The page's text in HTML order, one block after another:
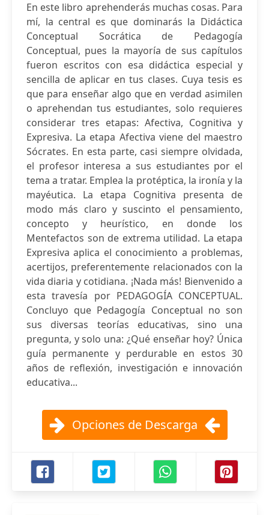
En este libro aprehenderás muchas cosas. Para
mí, la central es que dominarás la Didáctica
Conceptual Socrática de Pedagogía
Conceptual, pues la mayoría de sus capítulos
fueron escritos con esa didáctica especial y
sencilla de aplicar en tus clases. Cuya tesis es
que para enseñar algo que en verdad asimilen
o aprehendan tus estudiantes, solo requieres
considerar tres etapas: Afectiva, Cognitiva y
Expresiva. La etapa Afectiva viene del maestro
Sócrates. En esta parte, casi siempre olvidada,
el profesor interesa a sus estudiantes por el
tema a tratar. Emplea la protéptica, la ironía y la
mayéutica. La etapa Cognitiva presenta de
modo más claro y suscinto el pensamiento,
concepto y heurístico, en donde los
Mentefactos son de extrema utilidad. La etapa
Expresiva aplica el conocimiento a problemas,
acertijos, preferentemente relacionados con la
vida diaria y cotidiana. ¡Nada más! Bienvenido a
esta travesía por PEDAGOGÍA CONCEPTUAL.
Concluyo que Pedagogía Conceptual no son
sus diversas teorías educativas, sino una
pregunta, y solo una: ¿Qué enseñar hoy? Única
guía permanente y perdurable en estos 30
años de reflexión, investigación e innovación
educativa...
Opciones de Descarga